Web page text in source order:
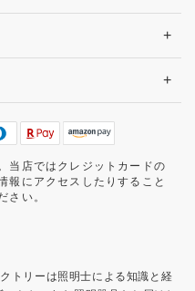
+
+
当店ではクレジットカードの
報にアクセスしたりすること
さい。
トリーは照明士による知識と経